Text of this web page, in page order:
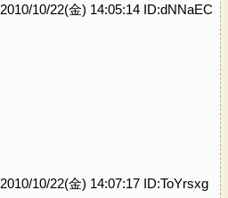
2010/10/22(金) 14:05:14 ID:dNNaEC
2010/10/22(金) 14:07:17 ID:ToYrsxg